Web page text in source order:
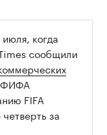
когда
сообщили
ФИФА
FIFA
за